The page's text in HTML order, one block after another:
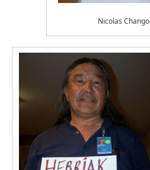
Nicolas Chango